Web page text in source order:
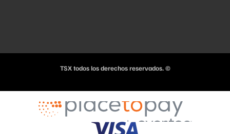
TSX todos los derechos reservados. ©